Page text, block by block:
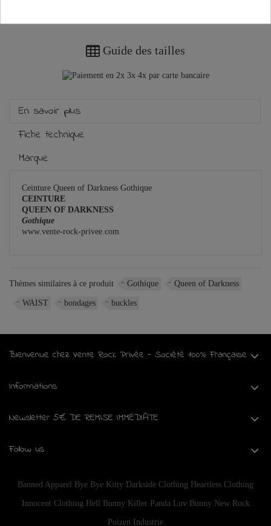
Guide des tailles
En savoir plus
Fiche technique
Marque
Ceinture Queen of Darkness Gothique
CEINTURE
QUEEN OF DARKNESS
Gothique
www.vente-rock-privee.com
Thèmes similaires à ce produit Gothique Queen of Darkness
WAIST bondages buckles
Bienvenue chez Vente Rock Privée - Société 100% Française
Informations
Newsletter 5€ DE REMISE IMMÉDIATE
Follow us
Banned Apparel Bye Bye Kitty Darkside Clothing Heartless Clothing
Innocent Clothing Hell Bunny Killer Panda Luv Bunny New Rock
Poizen Industrie